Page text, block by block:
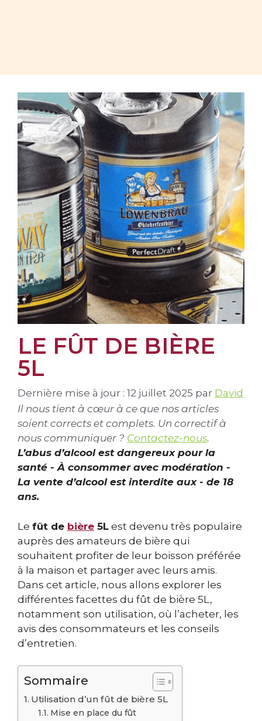
LE FÛT DE BIÈRE
5L
Dernière mise à jour : 12 juillet 2025 par David
Il nous tient à cœur à ce que nos articles
soient corrects et complets. Un correctif à
nous communiquer ? Contactez-nous.
L’abus d’alcool est dangereux pour la
santé - À consommer avec modération -
La vente d’alcool est interdite aux - de 18
ans.
Le fût de bière 5L est devenu très populaire
auprès des amateurs de bière qui
souhaitent profiter de leur boisson préférée
à la maison et partager avec leurs amis.
Dans cet article, nous allons explorer les
différentes facettes du fût de bière 5L,
notamment son utilisation, où l’acheter, les
avis des consommateurs et les conseils
d’entretien.
Sommaire
Utilisation d’un fût de bière 5L
Mise en place du fût